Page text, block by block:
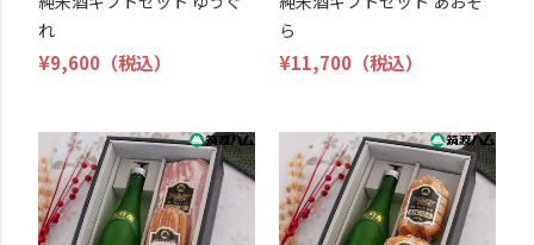
れ
¥9,600 （税込）
ら
¥11,700 （税込）